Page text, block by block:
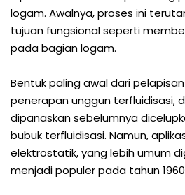
logam. Awalnya, proses ini
tujuan fungsional seperti
pada bagian logam.
Bentuk paling awal dari
penerapan unggun terfluidisasi,
dipanaskan sebelumnya
bubuk terfluidisasi. Namun,
elektrostatik, yang lebih umum
menjadi populer pada tahun